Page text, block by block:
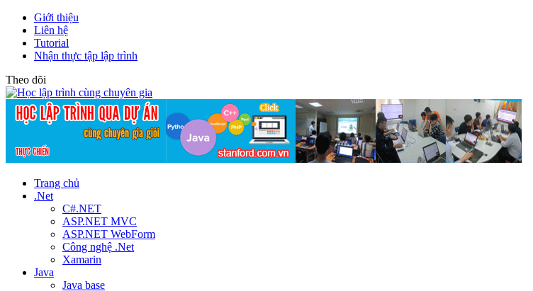
Giới thiệu
Liên hệ
Tutorial
Nhận thực tập lập trình
Theo dõi
Trang chủ
.Net
C#.NET
ASP.NET MVC
ASP.NET WebForm
Công nghệ .Net
Xamarin
Java
Java base